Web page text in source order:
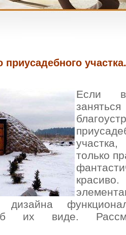
приусадебного
Если
заняться
только
дизайна
их виде.